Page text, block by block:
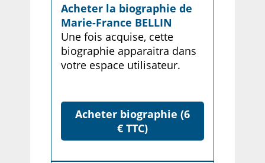
Acheter la biographie de
Marie-France BELLIN
Une fois acquise, cette
biographie apparaitra dans
votre espace utilisateur.
Acheter biographie (6
€ TTC)